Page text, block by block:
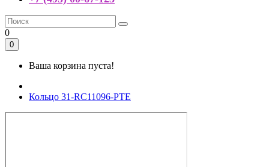
0
0
Ваша корзина пуста!
Кольцо 31-RC11096-PTE